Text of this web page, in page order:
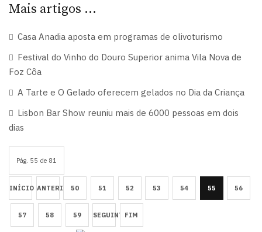
Mais artigos …
Casa Anadia aposta em programas de olivoturismo
Festival do Vinho do Douro Superior anima Vila Nova de
Foz Côa
A Tarte e O Gelado oferecem gelados no Dia da Criança
Lisbon Bar Show reuniu mais de 6000 pessoas em dois
dias
Pág. 55 de 81
INÍCIO ANTERIOR50 51 52 53 54 55 56
57 58 59 SEGUINTEFIM